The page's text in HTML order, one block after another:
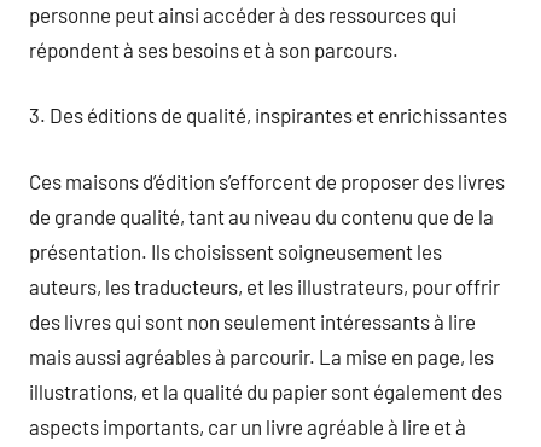
personne peut ainsi accéder à des ressources qui
répondent à ses besoins et à son parcours.
3. Des éditions de qualité, inspirantes et enrichissantes
Ces maisons d’édition s’efforcent de proposer des livres
de grande qualité, tant au niveau du contenu que de la
présentation. Ils choisissent soigneusement les
auteurs, les traducteurs, et les illustrateurs, pour offrir
des livres qui sont non seulement intéressants à lire
mais aussi agréables à parcourir. La mise en page, les
illustrations, et la qualité du papier sont également des
aspects importants, car un livre agréable à lire et à